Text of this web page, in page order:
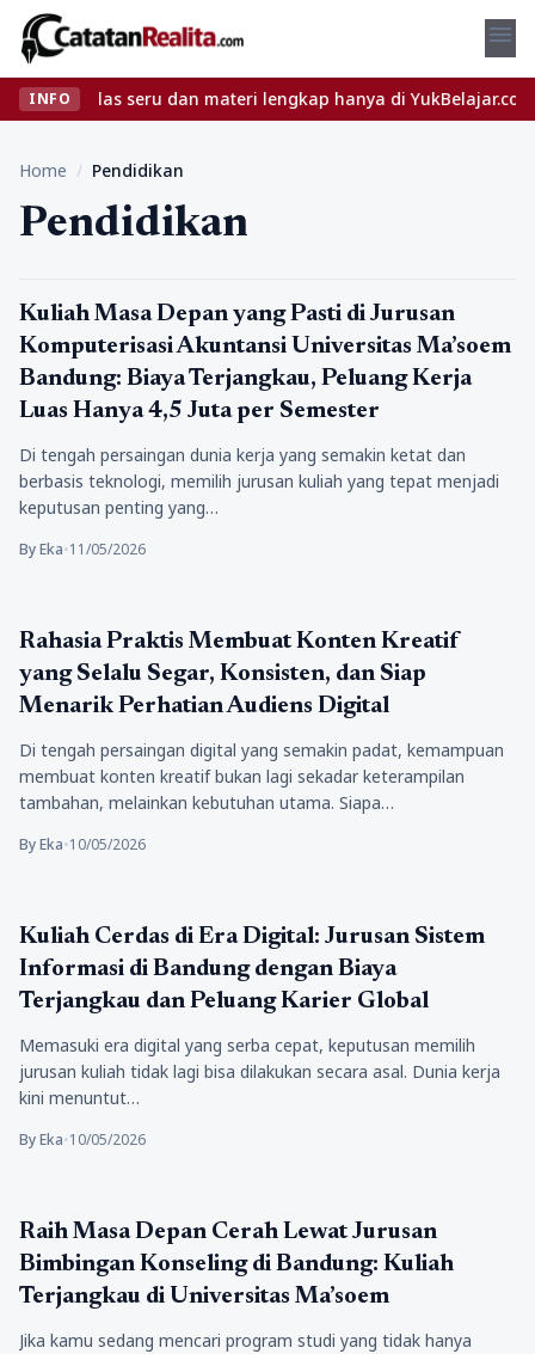
menu
INFO
kelas seru dan materi lengkap hanya di YukBelajar.com.
Home / Pendidikan
Pendidikan
Pendidikan
Kuliah Masa Depan yang Pasti di Jurusan
Komputerisasi Akuntansi Universitas Ma’soem
Bandung: Biaya Terjangkau, Peluang Kerja
Luas Hanya 4,5 Juta per Semester
Di tengah persaingan dunia kerja yang semakin ketat dan
berbasis teknologi, memilih jurusan kuliah yang tepat menjadi
keputusan penting yang…
By Eka•11/05/2026
Pendidikan
Rahasia Praktis Membuat Konten Kreatif
yang Selalu Segar, Konsisten, dan Siap
Menarik Perhatian Audiens Digital
Di tengah persaingan digital yang semakin padat, kemampuan
membuat konten kreatif bukan lagi sekadar keterampilan
tambahan, melainkan kebutuhan utama. Siapa…
By Eka•10/05/2026
Pendidikan
Kuliah Cerdas di Era Digital: Jurusan Sistem
Informasi di Bandung dengan Biaya
Terjangkau dan Peluang Karier Global
Memasuki era digital yang serba cepat, keputusan memilih
jurusan kuliah tidak lagi bisa dilakukan secara asal. Dunia kerja
kini menuntut…
By Eka•10/05/2026
Pendidikan
Raih Masa Depan Cerah Lewat Jurusan
Bimbingan Konseling di Bandung: Kuliah
Terjangkau di Universitas Ma’soem
Jika kamu sedang mencari program studi yang tidak hanya